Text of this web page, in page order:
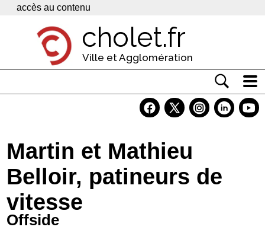
Panneau de gestion des cookies
accès au contenu
cholet.fr
Ville et Agglomération
Economie
Services
Contacts
Martin et Mathieu
Belloir, patineurs de
vitesse
Offside